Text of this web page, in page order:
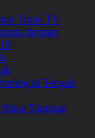
Trans TV
dengan
di Tengah
Tanggap